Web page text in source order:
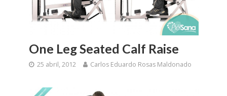
One Leg Seated Calf Raise
25 abril, 2012 Carlos Eduardo Rosas Maldonado